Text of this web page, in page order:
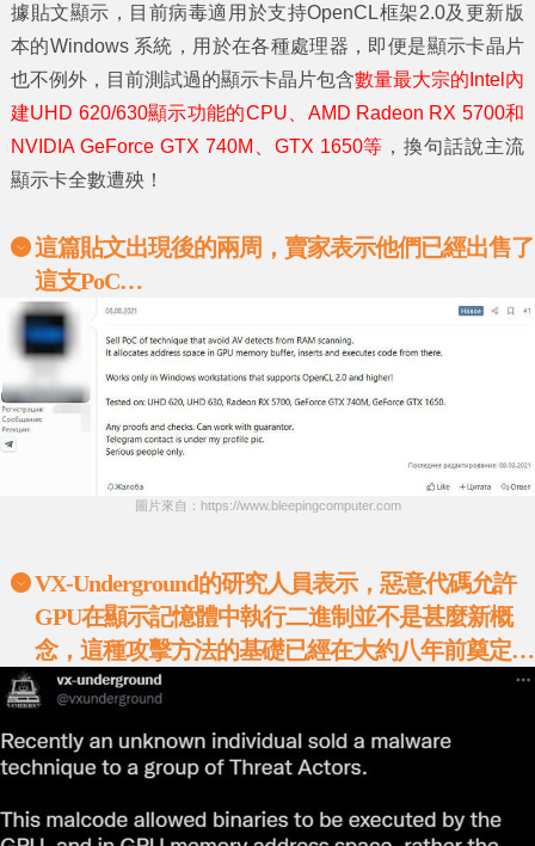
據貼文顯示，目前病毒適用於支持OpenCL框架2.0及更新版
本的Windows 系統，用於在各種處理器，即便是顯示卡晶片
也不例外，目前測試過的顯示卡晶片包含數量最大宗的Intel內
建UHD 620/630顯示功能的CPU、AMD Radeon RX 5700和
NVIDIA GeForce GTX 740M、GTX 1650等 ，換句話說主流
顯示卡全數遭殃！
這篇貼文出現後的兩周，賣家表示他們已經出售了
這支PoC…
圖片來自：https://www.bleepingcomputer.com
VX-Underground的研究人員表示，惡意代碼允許
GPU在顯示記憶體中執行二進制並不是甚麼新概
念，這種攻擊方法的基礎已經在大約八年前奠定…